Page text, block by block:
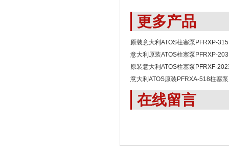
更多产品
原装意大利ATOS柱塞泵PFRXP-315
意大利原装ATOS柱塞泵PFRXP-203
原装意大利ATOS柱塞泵PFRXF-
意大利ATOS原装PFRXA-518柱塞泵
在线留言